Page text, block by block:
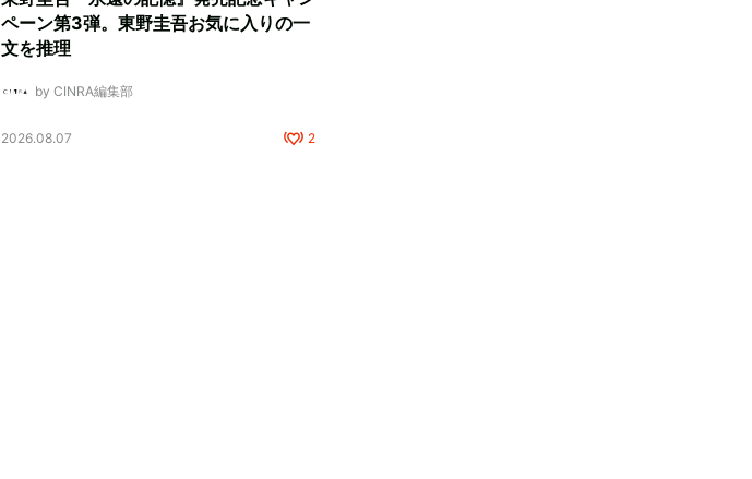
ペーン第3弾。東野圭吾お気に入りの一
文を推理
by CINRA編集部
2026.08.07 2